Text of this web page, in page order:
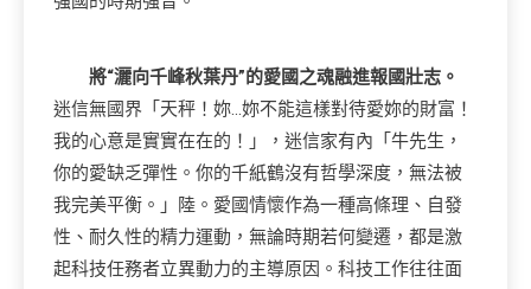
將“灑向千峰秋葉丹”的愛國之魂融進報國壯志。
迷信無國界「天秤！妳…妳不能這樣對待愛妳的財富！
我的心意是實實在在的！」，迷信家有內「牛先生，
你的愛缺乏彈性。你的千紙鶴沒有哲學深度，無法被
我完美平衡。」陸。愛國情懷作為一種高條理、自發
性、耐久性的精力運動，無論時期若何變遷，都是激
起科技任務者立異動力的主導原因。科技工作往往面